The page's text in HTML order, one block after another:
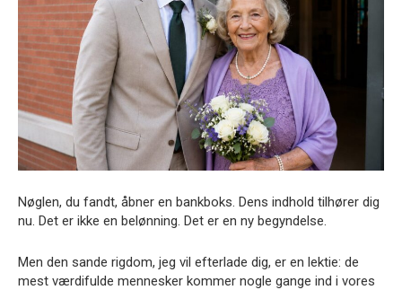
Nøglen, du fandt, åbner en bankboks. Dens indhold tilhører dig
nu. Det er ikke en belønning. Det er en ny begyndelse.
Men den sande rigdom, jeg vil efterlade dig, er en lektie: de
mest værdifulde mennesker kommer nogle gange ind i vores